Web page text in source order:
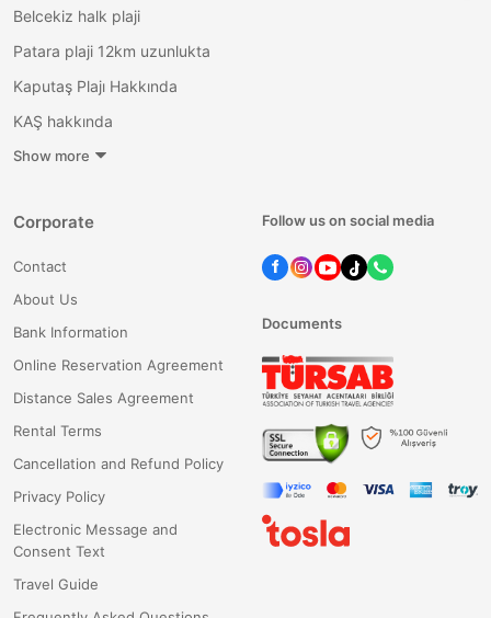
Belcekiz halk plaji
Patara plaji 12km uzunlukta
Kaputaş Plajı Hakkında
KAŞ hakkında
Show more
Corporate
Contact
About Us
Bank Information
Online Reservation Agreement
Distance Sales Agreement
Rental Terms
Cancellation and Refund Policy
Privacy Policy
Electronic Message and
Consent Text
Travel Guide
Follow us on social media
Documents